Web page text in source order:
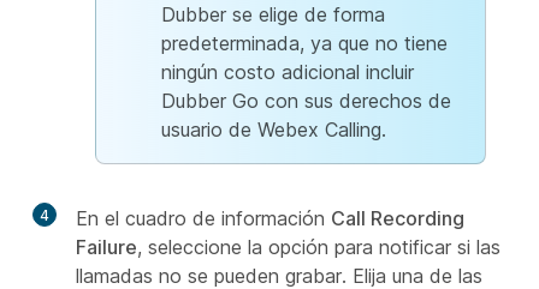
Dubber se elige de forma
predeterminada, ya que no tiene
ningún costo adicional incluir
Dubber Go con sus derechos de
usuario de Webex Calling.
4 En el cuadro de información Call Recording
Failure, seleccione la opción para notificar si las
llamadas no se pueden grabar. Elija una de las